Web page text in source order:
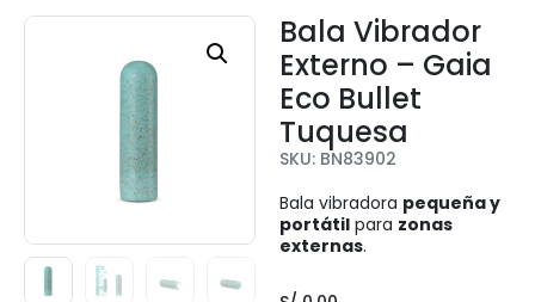
Bala Vibrador
Externo – Gaia
Eco Bullet
Tuquesa
SKU: BN83902
Bala vibradora pequeña y
portátil para zonas
externas.